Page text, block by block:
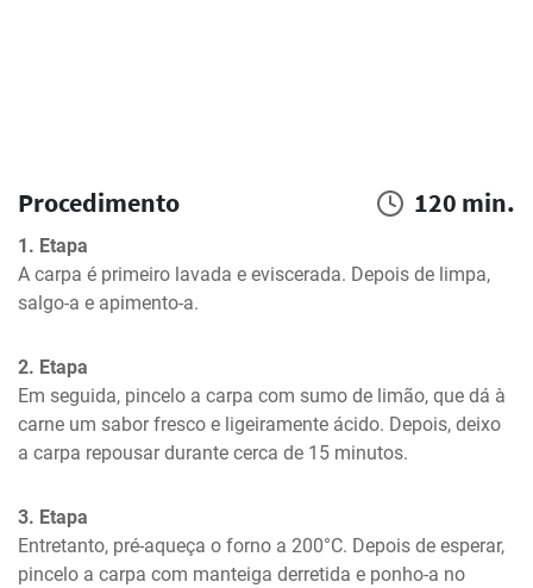
Procedimento 120 min.
1. Etapa
A carpa é primeiro lavada e eviscerada. Depois de limpa,
salgo-a e apimento-a.
2. Etapa
Em seguida, pincelo a carpa com sumo de limão, que dá à
carne um sabor fresco e ligeiramente ácido. Depois, deixo
a carpa repousar durante cerca de 15 minutos.
3. Etapa
Entretanto, pré-aqueça o forno a 200°C. Depois de esperar,
pincelo a carpa com manteiga derretida e ponho-a no